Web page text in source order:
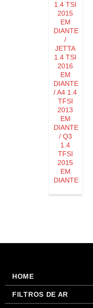
1.4 TSI
2015
EM
DIANTE
/
JETTA
1.4 TSI
2016
EM
DIANTE
/ A4 1.4
TFSI
2013
EM
DIANTE
/ Q3
1.4
TFSI
2015
EM
DIANTE
HOME
FILTROS DE AR